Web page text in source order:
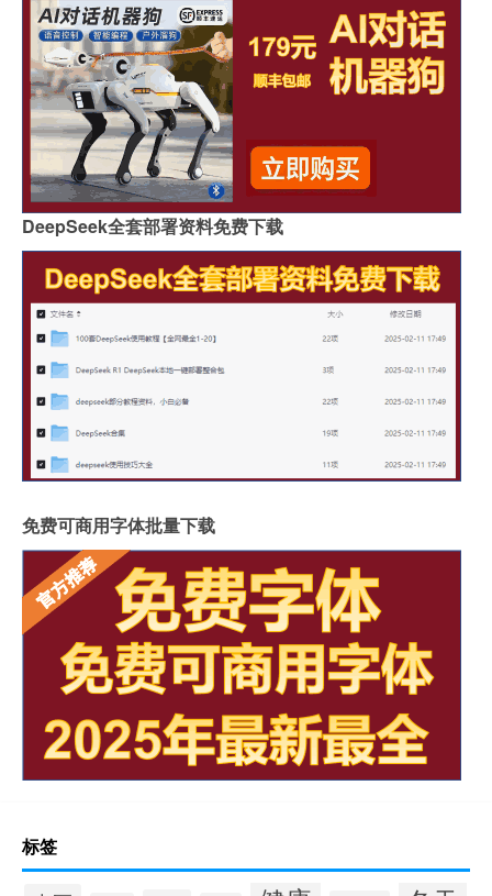
DeepSeek全套部署资料免费下载
免费可商用字体批量下载
标签